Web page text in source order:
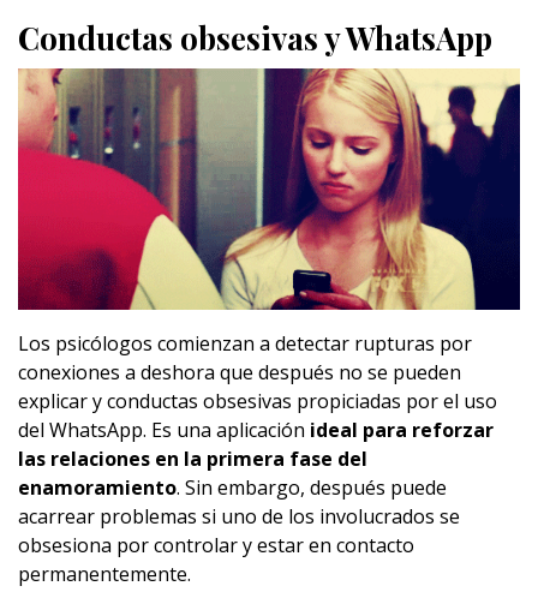
Conductas obsesivas y WhatsApp
Los psicólogos comienzan a detectar rupturas por
conexiones a deshora que después no se pueden
explicar y conductas obsesivas propiciadas por el uso
del WhatsApp. Es una aplicación ideal para reforzar
las relaciones en la primera fase del
enamoramiento. Sin embargo, después puede
acarrear problemas si uno de los involucrados se
obsesiona por controlar y estar en contacto
permanentemente.